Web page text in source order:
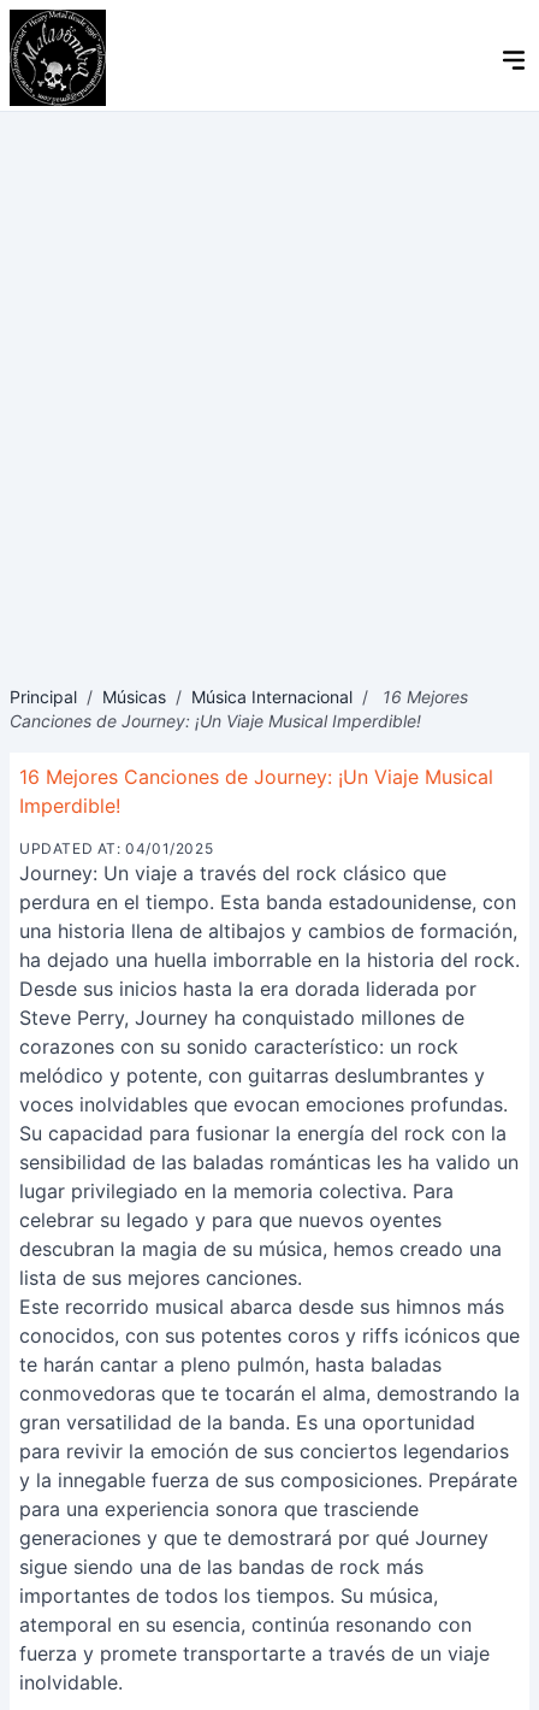
Principal / Músicas / Música Internacional /
16 Mejores
Canciones de Journey: ¡Un Viaje Musical Imperdible!
16 Mejores Canciones de Journey: ¡Un Viaje Musical
Imperdible!
UPDATED AT: 04/01/2025
Journey: Un viaje a través del rock clásico que
perdura en el tiempo. Esta banda estadounidense, con
una historia llena de altibajos y cambios de formación,
ha dejado una huella imborrable en la historia del rock.
Desde sus inicios hasta la era dorada liderada por
Steve Perry, Journey ha conquistado millones de
corazones con su sonido característico: un rock
melódico y potente, con guitarras deslumbrantes y
voces inolvidables que evocan emociones profundas.
Su capacidad para fusionar la energía del rock con la
sensibilidad de las baladas románticas les ha valido un
lugar privilegiado en la memoria colectiva. Para
celebrar su legado y para que nuevos oyentes
descubran la magia de su música, hemos creado una
lista de sus mejores canciones.
Este recorrido musical abarca desde sus himnos más
conocidos, con sus potentes coros y riffs icónicos que
te harán cantar a pleno pulmón, hasta baladas
conmovedoras que te tocarán el alma, demostrando la
gran versatilidad de la banda. Es una oportunidad
para revivir la emoción de sus conciertos legendarios
y la innegable fuerza de sus composiciones. Prepárate
para una experiencia sonora que trasciende
generaciones y que te demostrará por qué Journey
sigue siendo una de las bandas de rock más
importantes de todos los tiempos. Su música,
atemporal en su esencia, continúa resonando con
fuerza y promete transportarte a través de un viaje
inolvidable.